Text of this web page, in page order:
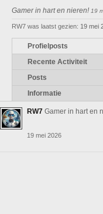
Gamer in hart en nieren! 19
RW7 was laatst gezien: 19 mei
Profielposts
Recente Activiteit
Posts
Informatie
RW7 Gamer in hart en
19 mei 2026